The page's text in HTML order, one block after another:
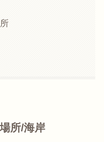
所/海岸